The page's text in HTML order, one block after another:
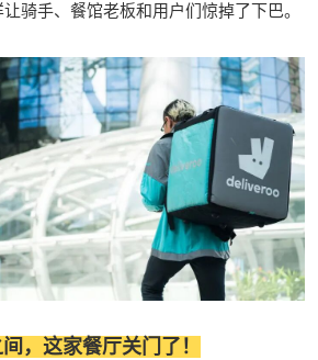
骑手、餐馆老板和用户们惊掉了下巴。
，这家餐厅关门了！